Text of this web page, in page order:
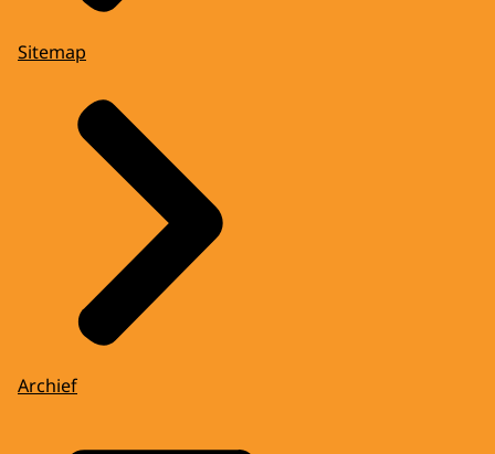
Sitemap
Archief